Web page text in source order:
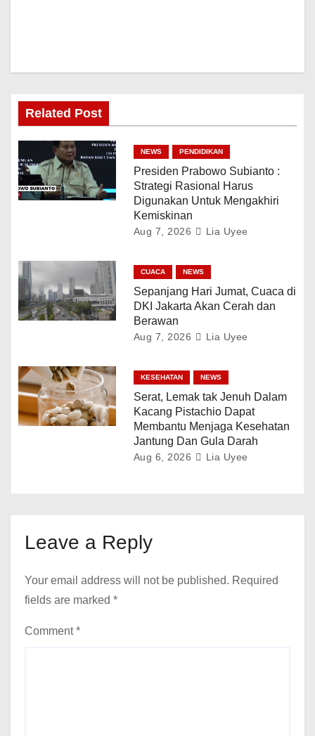
Related Post
NEWS PENDIDIKAN
Presiden Prabowo Subianto :
Strategi Rasional Harus
Digunakan Untuk Mengakhiri
Kemiskinan
Aug 7, 2026 Lia Uyee
CUACA NEWS
Sepanjang Hari Jumat, Cuaca di
DKI Jakarta Akan Cerah dan
Berawan
Aug 7, 2026 Lia Uyee
KESEHATAN NEWS
Serat, Lemak tak Jenuh Dalam
Kacang Pistachio Dapat
Membantu Menjaga Kesehatan
Jantung Dan Gula Darah
Aug 6, 2026 Lia Uyee
Leave a Reply
Your email address will not be published. Required
fields are marked *
Comment*